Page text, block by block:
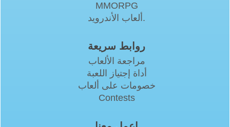
MMORPG
ألعاب الأندرويد.
روابط سريعة
مراجعة الألعاب
أداة إجتياز اللعبة
خصومات على ألعاب
Contests